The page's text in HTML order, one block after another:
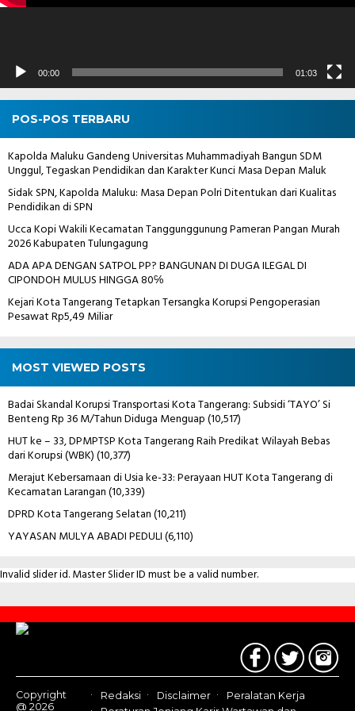
00:00 01:03
POS-POS TERBARU
Kapolda Maluku Gandeng Universitas Muhammadiyah Bangun SDM
Unggul, Tegaskan Pendidikan dan Karakter Kunci Masa Depan Maluk
Sidak SPN, Kapolda Maluku: Masa Depan Polri Ditentukan dari Kualitas
Pendidikan di SPN
Ucca Kopi Wakili Kecamatan Tanggunggunung Pameran Pangan Murah
2026 Kabupaten Tulungagung
ADA APA DENGAN SATPOL PP? BANGUNAN DI DUGA ILEGAL DI
CIPONDOH MULUS HINGGA 80℅
Kejari Kota Tangerang Tetapkan Tersangka Korupsi Pengoperasian
Pesawat Rp5,49 Miliar
MOST VIEWED POSTS
Badai Skandal Korupsi Transportasi Kota Tangerang: Subsidi ‘TAYO’ Si
Benteng Rp 36 M/Tahun Diduga Menguap(10,517)
HUT ke – 33, DPMPTSP Kota Tangerang Raih Predikat Wilayah Bebas
dari Korupsi (WBK)(10,377)
Merajut Kebersamaan di Usia ke-33: Perayaan HUT Kota Tangerang di
Kecamatan Larangan(10,339)
DPRD Kota Tangerang Selatan(10,211)
YAYASAN MULYA ABADI PEDULI(6,110)
Invalid slider id. Master Slider ID must be a valid number.
Contact
Us
Copyright
@ 2026
Redaksi Disclaimer
Peralatan Kerja